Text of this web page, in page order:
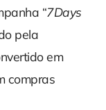
“7Days
pela
em
compras